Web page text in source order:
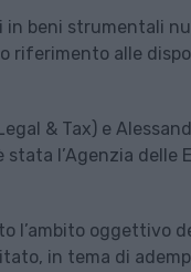
beni strumentali
alle
& Tax) e
l’Agenzia delle
l’ambito oggettivo
in tema di